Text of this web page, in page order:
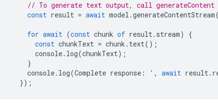
// To generate text output, call
const result = await model .generateContentStream
for await (const chunk of result. stream)
{
const chunkText = chunk . text();
console. log(chunkText);
}
console. log(Complete response : ' , await result.
});